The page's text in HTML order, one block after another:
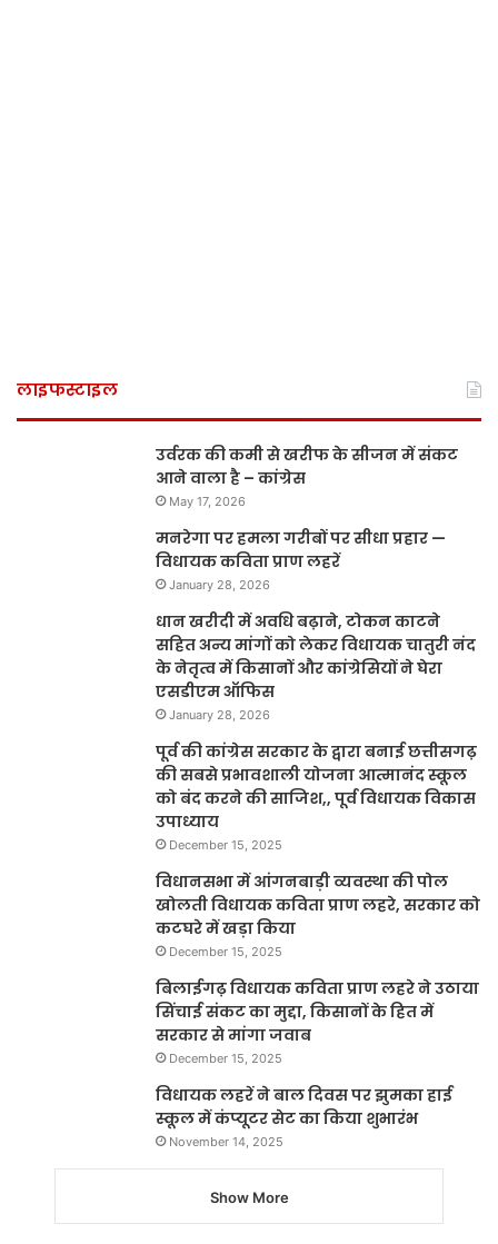
लाइफस्टाइल
उर्वरक की कमी से खरीफ के सीजन में संकट
आने वाला है – कांग्रेस
May 17, 2026
मनरेगा पर हमला गरीबों पर सीधा प्रहार —
विधायक कविता प्राण लहरें
January 28, 2026
धान खरीदी में अवधि बढ़ाने, टोकन काटने
सहित अन्य मांगों को लेकर विधायक चातुरी नंद
के नेतृत्व में किसानों और कांग्रेसियों ने घेरा
एसडीएम ऑफिस
January 28, 2026
पूर्व की कांग्रेस सरकार के द्वारा बनाई छत्तीसगढ़
की सबसे प्रभावशाली योजना आत्मानंद स्कूल
को बंद करने की साजिश,, पूर्व विधायक विकास
उपाध्याय
December 15, 2025
विधानसभा में आंगनबाड़ी व्यवस्था की पोल
खोलती विधायक कविता प्राण लहरे, सरकार को
कटघरे में खड़ा किया
December 15, 2025
बिलाईगढ़ विधायक कविता प्राण लहरे ने उठाया
सिंचाई संकट का मुद्दा, किसानों के हित में
सरकार से मांगा जवाब
December 15, 2025
विधायक लहरें ने बाल दिवस पर झुमका हाई
स्कूल में कंप्यूटर सेट का किया शुभारंभ
November 14, 2025
Show More